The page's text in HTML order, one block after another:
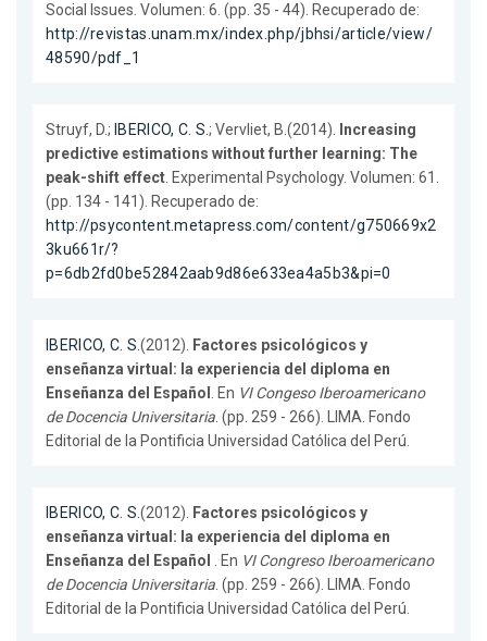
Social Issues. Volumen: 6. (pp. 35 - 44). Recuperado de:
http://revistas.unam.mx/index.php/jbhsi/article/view/
48590/pdf_1
Struyf, D.; IBERICO, C. S.; Vervliet, B.(2014). Increasing
predictive estimations without further learning: The
peak-shift effect. Experimental Psychology. Volumen: 61.
(pp. 134 - 141). Recuperado de:
http://psycontent.metapress.com/content/g750669x2
3ku661r/?
p=6db2fd0be52842aab9d86e633ea4a5b3&pi=0
IBERICO, C. S.(2012). Factores psicológicos y
enseñanza virtual: la experiencia del diploma en
Enseñanza del Español . En VI Congeso Iberoamericano
de Docencia Universitaria. (pp. 259 - 266). LIMA. Fondo
Editorial de la Pontificia Universidad Católica del Perú.
IBERICO, C. S.(2012). Factores psicológicos y
enseñanza virtual: la experiencia del diploma en
Enseñanza del Español . En VI Congreso Iberoamericano
de Docencia Universitaria. (pp. 259 - 266). LIMA. Fondo
Editorial de la Pontificia Universidad Católica del Perú.